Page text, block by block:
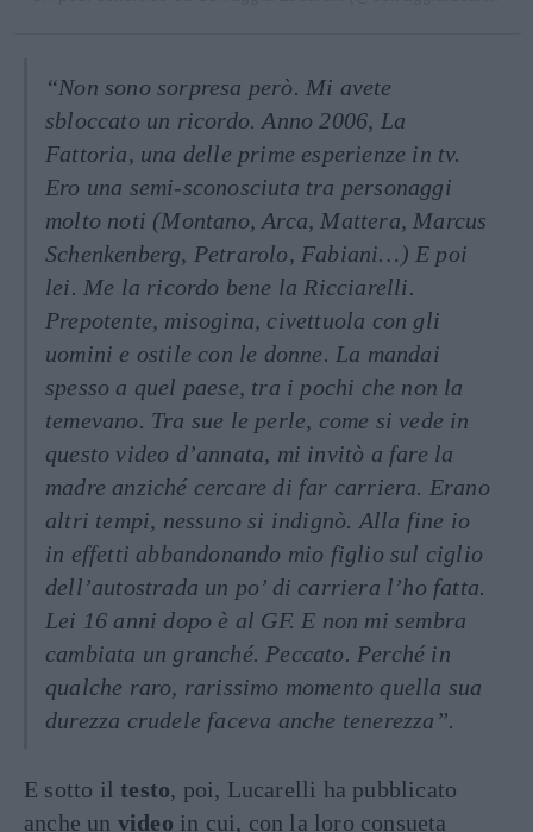
“Non sono sorpresa però. Mi avete
sbloccato un ricordo. Anno 2006, La
Fattoria, una delle prime esperienze in tv.
Ero una semi-sconosciuta tra personaggi
molto noti (Montano, Arca, Mattera, Marcus
Schenkenberg, Petrarolo, Fabiani…) E poi
lei. Me la ricordo bene la Ricciarelli.
Prepotente, misogina, civettuola con gli
uomini e ostile con le donne. La mandai
spesso a quel paese, tra i pochi che non la
temevano. Tra sue le perle, come si vede in
questo video d’annata, mi invitò a fare la
madre anziché cercare di far carriera. Erano
altri tempi, nessuno si indignò. Alla fine io
in effetti abbandonando mio figlio sul ciglio
dell’autostrada un po’ di carriera l’ho fatta.
Lei 16 anni dopo è al GF. E non mi sembra
cambiata un granché. Peccato. Perché in
qualche raro, rarissimo momento quella sua
durezza crudele faceva anche tenerezza”.
E sotto iltesto, poi, Lucarelli ha pubblicato
anche un video in cui, con la loro consueta